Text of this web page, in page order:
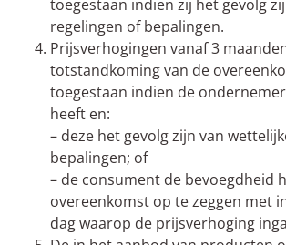
toegestaan indien zij het gevolg
regelingen of bepalingen.
Prijsverhogingen vanaf 3
totstandkoming van de
toegestaan indien de
heeft en:
– deze het gevolg zijn van
bepalingen; of
– de consument de bevoegdheid
overeenkomst op te zeggen met
dag waarop de prijsverhoging